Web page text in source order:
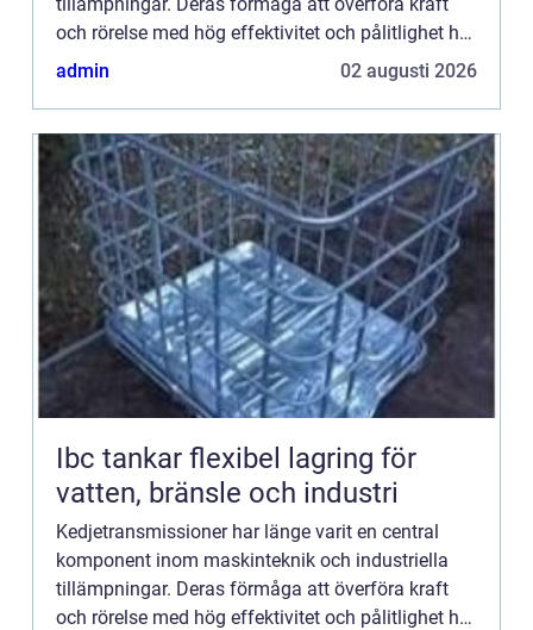
och rörelse med hög effektivitet och pålitlighet har
gjort dem ...
admin 02 augusti 2026
Ibc tankar flexibel lagring för
vatten, bränsle och industri
Kedjetransmissioner har länge varit en central
komponent inom maskinteknik och industriella
tillämpningar. Deras förmåga att överföra kraft
och rörelse med hög effektivitet och pålitlighet har